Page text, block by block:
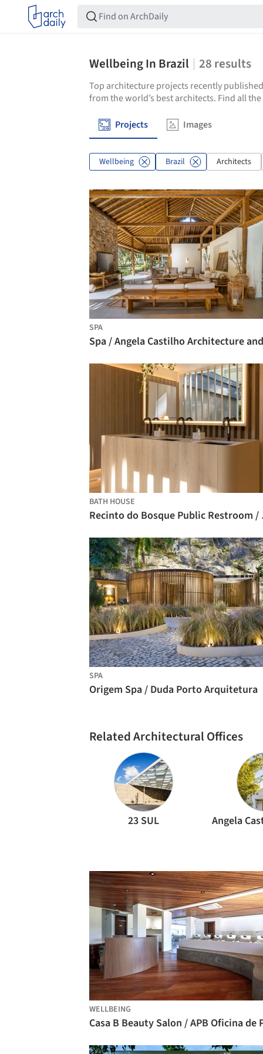
Wellbeing In Brazil 28 results
Top architecture projects recently
from the world’s best architects. Find all
Projects Images
Wellbeing Brazil Architects
SPA
BATH HOUSE
SPA
Origem Spa / Duda Porto Arquitetura
Related Architectural Offices
23 SUL
WELLBEING